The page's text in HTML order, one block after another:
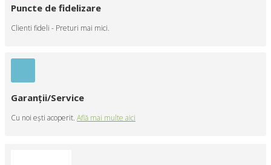
Puncte de fidelizare
Clienti fideli - Preturi mai mici.
Garanţii/Service
Cu noi eşti acoperit. Află mai multe aici